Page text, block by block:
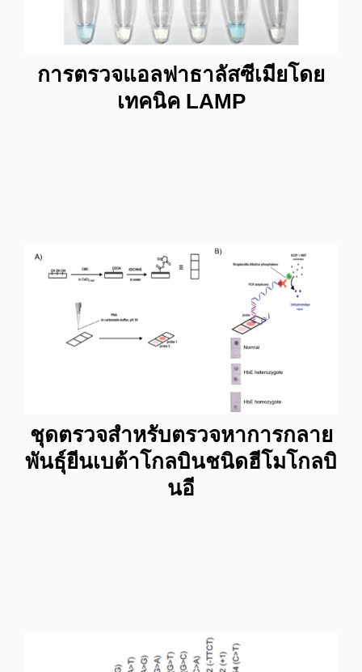
การตรวจแอลฟาธาลัสซีเมียโดย
เทคนิค LAMP
ชุดตรวจสำหรับตรวจหาการกลาย
พันธุ์ยีนเบต้าโกลบินชนิดฮีโมโกลบิ
นอี